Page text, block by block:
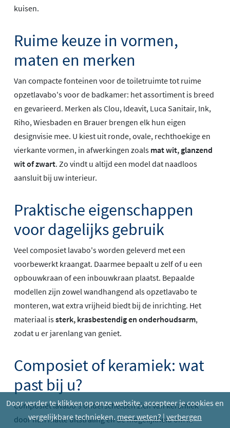
Door verder te klikken op onze website, accepteer je cookies en
vergelijkbare technieken. meer weten?|verbergen
kuisen.
Ruime keuze in vormen,
maten en merken
Van compacte fonteinen voor de toiletruimte tot ruime
opzetlavabo's voor de badkamer: het assortiment is breed
en gevarieerd. Merken als Clou, Ideavit, Luca Sanitair, Ink,
Riho, Wiesbaden en Brauer brengen elk hun eigen
designvisie mee. U kiest uit ronde, ovale, rechthoekige en
vierkante vormen, in afwerkingen zoals mat wit, glanzend
wit of zwart. Zo vindt u altijd een model dat naadloos
aansluit bij uw interieur.
Praktische eigenschappen
voor dagelijks gebruik
Veel composiet lavabo's worden geleverd met een
voorbewerkt kraangat. Daarmee bepaalt u zelf of u een
opbouwkraan of een inbouwkraan plaatst. Bepaalde
modellen zijn zowel wandhangend als opzetlavabo te
monteren, wat extra vrijheid biedt bij de inrichting. Het
materiaal issterk, krasbestendig en onderhoudsarm,
zodat u er jarenlang van geniet.
Composiet of keramiek: wat
past bij u?
Composiet lavabo's onderscheiden zich van keramiek
door hun matte uitstraling en de mogelijkheid om in